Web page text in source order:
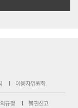
이용자위원회
규정 불편신고